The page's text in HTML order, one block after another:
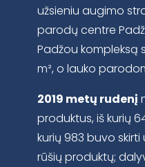
užsieniu augimo
parodų centre
Padžou kompleksą
m², o lauko
2019 metų rudenį
produktus, iš kurių
kurių 983 buvo
rūšių produktų;